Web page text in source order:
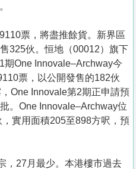
票，將盡推餘貨。新界區
325伙。恒地（00012）旗下
期One Innovale–Archway今
票，以公開發售的182伙
One Innovale第2期正申請預
。One Innovale–Archway位
實用面積205至898方呎，預
，27月最少。本港樓市過去